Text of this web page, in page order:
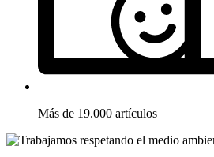
Más de 19.000 artículos